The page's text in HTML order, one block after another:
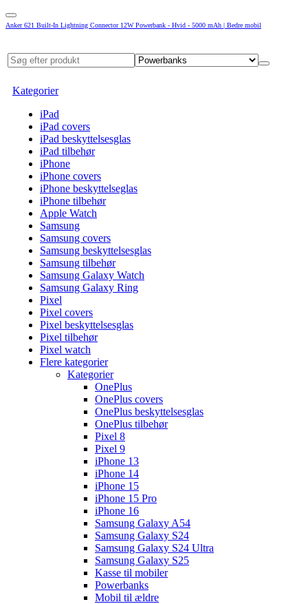
Anker 621 Built-In Lightning Connector 12W Powerbank - Hvid - 5000 mAh | Bedre mobil
Kategorier
iPad
iPad covers
iPad beskyttelsesglas
iPad tilbehør
iPhone
iPhone covers
iPhone beskyttelseglas
iPhone tilbehør
Apple Watch
Samsung
Samsung covers
Samsung beskyttelsesglas
Samsung tilbehør
Samsung Galaxy Watch
Samsung Galaxy Ring
Pixel
Pixel covers
Pixel beskyttelsesglas
Pixel tilbehør
Pixel watch
Flere kategorier
Kategorier
OnePlus
OnePlus covers
OnePlus beskyttelsesglas
OnePlus tilbehør
Pixel 8
Pixel 9
iPhone 13
iPhone 14
iPhone 15
iPhone 15 Pro
iPhone 16
Samsung Galaxy A54
Samsung Galaxy S24
Samsung Galaxy S24 Ultra
Samsung Galaxy S25
Kasse til mobiler
Powerbanks
Mobil til ældre